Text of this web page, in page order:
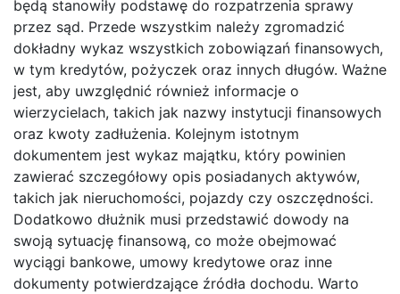
będą stanowiły podstawę do rozpatrzenia sprawy
przez sąd. Przede wszystkim należy zgromadzić
dokładny wykaz wszystkich zobowiązań finansowych,
w tym kredytów, pożyczek oraz innych długów. Ważne
jest, aby uwzględnić również informacje o
wierzycielach, takich jak nazwy instytucji finansowych
oraz kwoty zadłużenia. Kolejnym istotnym
dokumentem jest wykaz majątku, który powinien
zawierać szczegółowy opis posiadanych aktywów,
takich jak nieruchomości, pojazdy czy oszczędności.
Dodatkowo dłużnik musi przedstawić dowody na
swoją sytuację finansową, co może obejmować
wyciągi bankowe, umowy kredytowe oraz inne
dokumenty potwierdzające źródła dochodu. Warto